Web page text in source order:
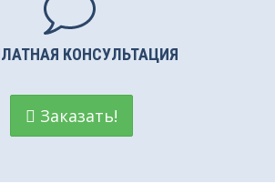
КОНСУЛЬТАЦИЯ
Заказать!